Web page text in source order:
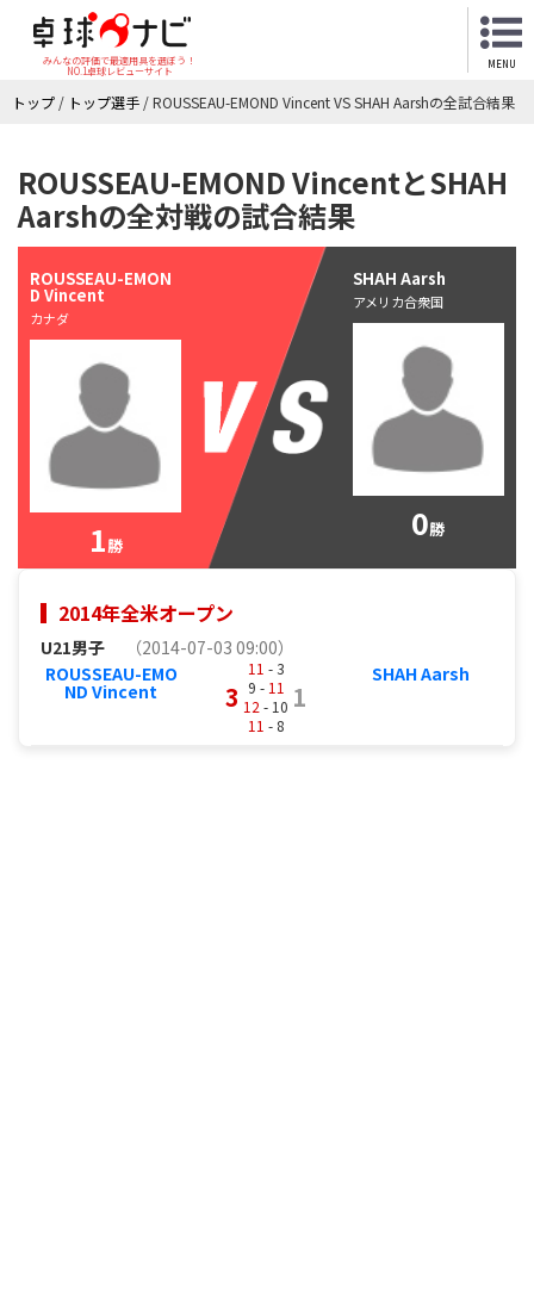
みんなの評価で最適用具を選ぼう！
NO.1卓球レビューサイト
MENU
トップ / トップ選手 /ROUSSEAU-EMOND Vincent VS SHAH Aarshの全試合結果
ROUSSEAU-EMOND VincentとSHAH
Aarshの全対戦の試合結果
ROUSSEAU-EMON
D Vincent
カナダ
1勝
SHAH Aarsh
アメリカ合衆国
0勝
2014年全米オープン
U21男子
（2014-07-03 09:00）
ROUSSEAU-EMO
ND Vincent 3
11 - 3
9 - 11
12 - 10
11 - 8
1
SHAH Aarsh